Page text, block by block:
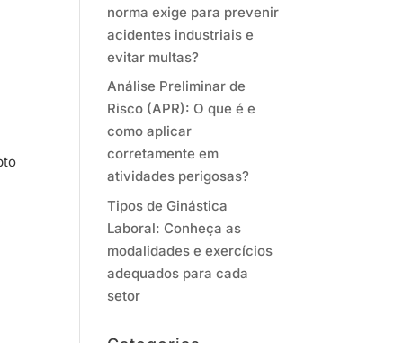
norma exige para prevenir
acidentes industriais e
evitar multas?
Análise Preliminar de
Risco (APR): O que é e
como aplicar
corretamente em
atividades perigosas?
Tipos de Ginástica
Laboral: Conheça as
modalidades e exercícios
adequados para cada
setor